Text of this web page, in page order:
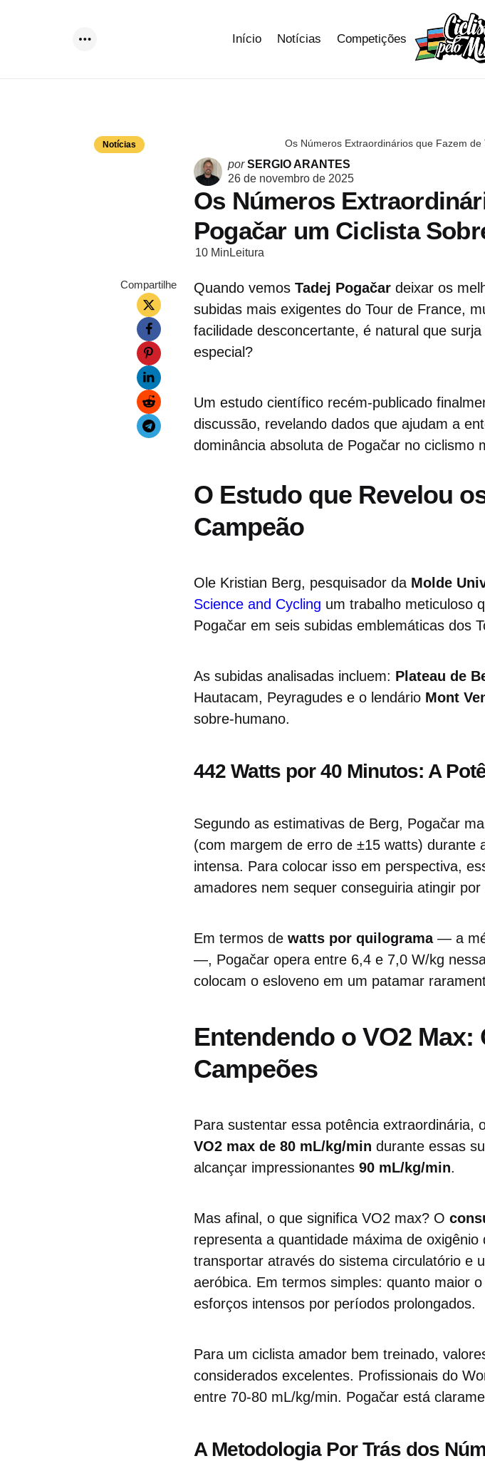
Início Notícias Competições
Notícias Os Números Extraordinários que Fazem
Postado
por
porSERGIO ARANTES
26 de novembro de 2025
Os Números
Pogačar um Ciclista
10 Min Leitura
Compartilhe Quando vemos Tadej Pogačar deixar os
subidas mais exigentes do Tour de France,
facilidade desconcertante, é natural que
especial?
Um estudo científico recém-publicado
discussão, revelando dados que ajudam a
dominância absoluta de Pogačar no ciclismo
O Estudo que Revelou
Campeão
Ole Kristian Berg, pesquisador da Molde
Science and Cycling um trabalho meticuloso
Pogačar em seis subidas emblemáticas dos
As subidas analisadas incluem: Plateau de
Hautacam, Peyragudes e o lendário Mont
sobre-humano.
442 Watts por 40 Minutos: A
Segundo as estimativas de Berg, Pogačar
(com margem de erro de ±15 watts) durante
intensa. Para colocar isso em perspectiva,
amadores nem sequer conseguiria atingir por
Em termos de watts por quilograma— a
—, Pogačar opera entre 6,4 e 7,0 W/kg
colocam o esloveno em um patamar
Entendendo o VO2
Campeões
Para sustentar essa potência extraordinária,
VO2 max de 80 mL/kg/min durante essas
alcançar impressionantes 90 mL/kg/min.
Mas afinal, o que significa VO2 max? O
representa a quantidade máxima de
transportar através do sistema circulatório e
aeróbica. Em termos simples: quanto maior
esforços intensos por períodos prolongados.
Para um ciclista amador bem treinado,
considerados excelentes. Profissionais do
entre 70-80 mL/kg/min. Pogačar está
A Metodologia Por Trás dos